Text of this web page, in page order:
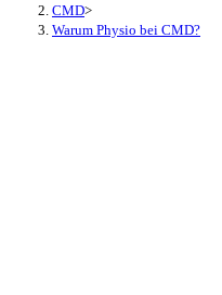
CMD>
Warum Physio bei CMD?